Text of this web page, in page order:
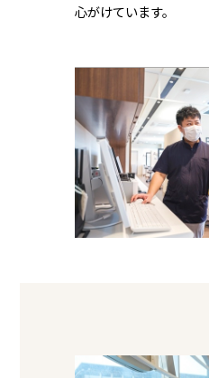
心がけています。